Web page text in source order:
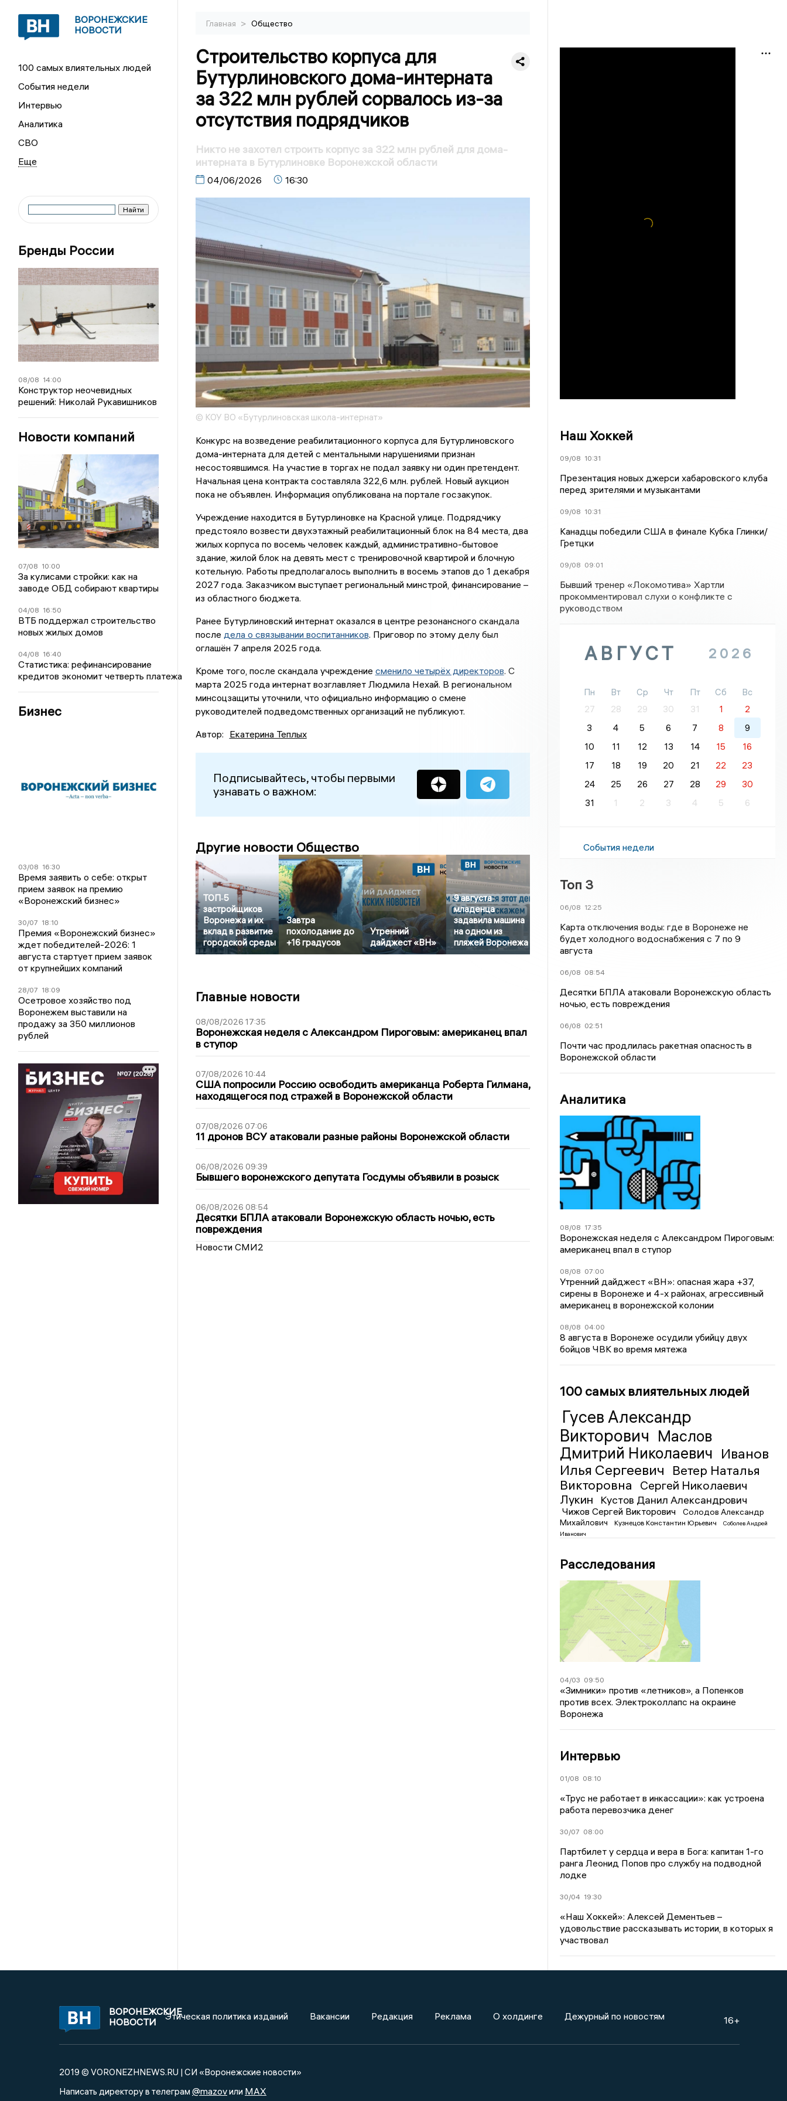
ВОРОНЕЖСКИЕ
НОВОСТИ
100 самых влиятельных людей
События недели
Интервью
Аналитика
СВО
Бренды России
08/08 14:00
Конструктор неочевидных
решений: Николай Рукавишников
Новости компаний
07/08 10:00
За кулисами стройки: как на
заводе ОБД собирают квартиры
04/08 16:50
ВТБ поддержал строительство
новых жилых домов
04/08 16:40
Статистика: рефинансирование
кредитов экономит четверть платежа
Бизнес
03/08 16:30
Время заявить о себе: открыт
прием заявок на премию
«Воронежский бизнес»
30/07 18:10
Премия «Воронежский бизнес»
ждет победителей-2026: 1
августа стартует прием заявок
от крупнейших компаний
28/07 18:09
Осетровое хозяйство под
Воронежем выставили на
продажу за 350 миллионов
рублей
Главная > Общество
Строительство корпуса для
Бутурлиновского дома-интерната
за 322 млн рублей сорвалось из-за
отсутствия подрядчиков
Никто не захотел строить корпус за 322 млн рублей для дома-
интерната в Бутурлиновке Воронежской области
04/06/2026 16:30
© КОУ ВО «Бутурлиновская школа-интернат»
Конкурс на возведение реабилитационного корпуса для Бутурлиновского
дома-интерната для детей с ментальными нарушениями признан
несостоявшимся. На участие в торгах не подал заявку ни один претендент.
Начальная цена контракта составляла 322,6 млн. рублей. Новый аукцион
пока не объявлен. Информация опубликована на портале госзакупок.
Учреждение находится в Бутурлиновке на Красной улице. Подрядчику
предстояло возвести двухэтажный реабилитационный блок на 84 места, два
жилых корпуса по восемь человек каждый, административно-бытовое
здание, жилой блок на девять мест с тренировочной квартирой и блочную
котельную. Работы предполагалось выполнить в восемь этапов до 1 декабря
2027 года. Заказчиком выступает региональный минстрой, финансирование –
из областного бюджета.
Ранее Бутурлиновский интернат оказался в центре резонансного скандала
после дела о связывании воспитанников. Приговор по этому делу был
оглашён 7 апреля 2025 года.
Кроме того, после скандала учреждение сменило четырёх директоров. С
марта 2025 года интернат возглавляет Людмила Нехай. В региональном
минсоцзащиты уточнили, что официально информацию о смене
руководителей подведомственных организаций не публикуют.
Автор: Екатерина Теплых
Подписывайтесь, чтобы первыми
узнавать о важном:
Другие новости Общество
ТОП‑5
застройщиков
Воронежа и их
вклад в развитие
городской среды
Завтра
похолодание до
+16 градусов
Утренний
дайджест «ВН»
9 августа
младенца
задавила машина
на одном из
пляжей Воронежа
Главные новости
08/08/2026 17:35
Воронежская неделя с Александром Пироговым: американец впал
в ступор
07/08/2026 10:44
США попросили Россию освободить американца Роберта Гилмана,
находящегося под стражей в Воронежской области
07/08/2026 07:06
11 дронов ВСУ атаковали разные районы Воронежской области
06/08/2026 09:39
Бывшего воронежского депутата Госдумы объявили в розыск
06/08/2026 08:54
Десятки БПЛА атаковали Воронежскую область ночью, есть
повреждения
Новости СМИ2
Наш Хоккей
09/08 10:31
Презентация новых джерси хабаровского клуба
перед зрителями и музыкантами
09/08 10:31
Канадцы победили США в финале Кубка Глинки/
Гретцки
09/08 09:01
Бывший тренер «Локомотива» Хартли
прокомментировал слухи о конфликте с
руководством
АВГУСТ 2026
Пн Вт Ср Чт Пт Сб
Вс
27
28 29 30 31 1
2
3
4 5 6 7 8
9
10
11 12 13 14 15
16
17
18 19 20 21 22
23
24
25 26 27 28 29
30
31
1 2 3 4 5 6
События недели
Топ 3
06/08 12:25
Карта отключения воды: где в Воронеже не
будет холодного водоснабжения с 7 по 9
августа
06/08 08:54
Десятки БПЛА атаковали Воронежскую область
ночью, есть повреждения
06/08 02:51
Почти час продлилась ракетная опасность в
Воронежской области
Аналитика
08/08 17:35
Воронежская неделя с Александром Пироговым:
американец впал в ступор
08/08 07:00
Утренний дайджест «ВН»: опасная жара +37,
сирены в Воронеже и 4-х районах, агрессивный
американец в воронежской колонии
08/08 04:00
8 августа в Воронеже осудили убийцу двух
бойцов ЧВК во время мятежа
100 самых влиятельных людей
Гусев Александр
Викторович Маслов
Дмитрий Николаевич Иванов
Илья Сергеевич
Ветер Наталья
Викторовна
Сергей Николаевич
Лукин
Кустов Данил Александрович
Чижов Сергей Викторович
Солодов Александр
Михайлович
Кузнецов Константин Юрьевич
Соболев Андрей
Иванович
Расследования
04/03 09:50
«Зимники» против «летников», а Попенков
против всех. Электроколлапс на окраине
Воронежа
Интервью
01/08 08:10
«Трус не работает в инкассации»: как устроена
работа перевозчика денег
30/07 08:00
Партбилет у сердца и вера в Бога: капитан 1-го
ранга Леонид Попов про службу на подводной
лодке
30/04 19:30
«Наш Хоккей»: Алексей Дементьев –
удовольствие рассказывать истории, в которых я
участвовал
ВОРОНЕЖСКИЕ
НОВОСТИ
Этическая политика изданий Вакансии Редакция Реклама О холдинге Дежурный по новостям 16+
2019 © VORONEZHNEWS.RU | СИ «Воронежские новости»
Написать директору в телеграм @mazovили MAX